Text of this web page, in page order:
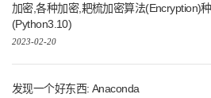
加密,各种加密,耙梳加密算法(Encryption)
(Python3.10)
2023-02-20
发现一个好东西: Anaconda